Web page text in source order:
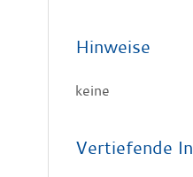
Hinweise
keine
Vertiefende